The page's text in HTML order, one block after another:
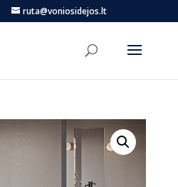
ruta@voniosidejos.lt